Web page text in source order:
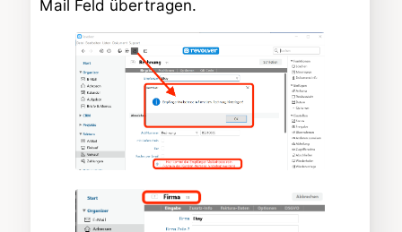
Mail Feld übertragen.